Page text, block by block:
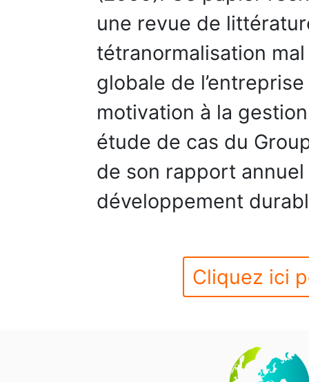
une revue de
tétranormalisation
globale de
motivation à la
étude de cas du
de son rapport
développement
Cliquez ici